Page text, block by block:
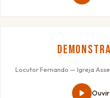
Locutor Fernando — Igreja